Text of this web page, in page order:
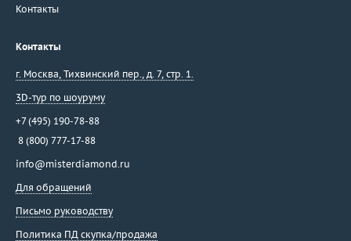
Контакты
Контакты
г. Москва Тихвинский пер., д. 7, стр. 1.
3D-тур по шоуруму
+7 (495) 190-78-88
8 (800) 777-17-88
info@misterdiamond.ru
Для обращений
Письмо руководству
Политика ПД скупка/продажа